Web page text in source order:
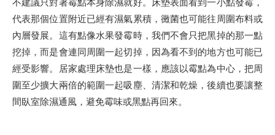
代表那個位置附近已經有濕氣累積，黴菌也可能往周圍布料或
內層發展。這有點像水果發霉時，我們不會只把黑掉的那一點
挖掉，而是會連同周圍一起切掉，因為看不到的地方也可能已
經受影響。居家處理床墊也是一樣，應該以霉點為中心，把周
圍至少擴大兩倍的範圍一起吸塵、清潔和乾燥，後續也要讓整
間臥室除濕通風，避免霉味或黑點再回來。